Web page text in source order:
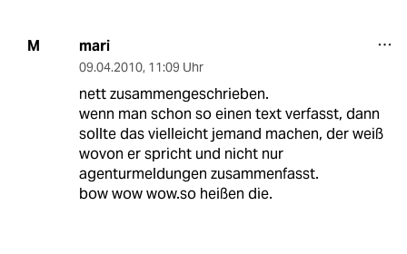
M mari
09.04.2010, 11:09 Uhr
nett zusammengeschrieben.
wenn man schon so einen text verfasst, dann
sollte das vielleicht jemand machen, der weiß
wovon er spricht und nicht nur
agenturmeldungen zusammenfasst.
bow wow wow.so heißen die.